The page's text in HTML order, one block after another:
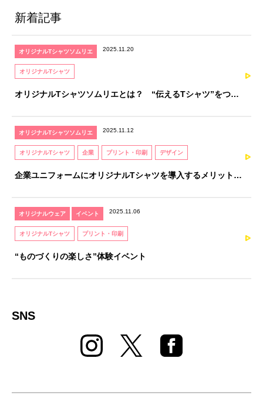
新着記事
オリジナルTシャツソムリエ 2025.11.20
オリジナルTシャツ
オリジナルTシャツソムリエとは？ “伝えるTシャツ”をつく
オリジナルTシャツソムリエ 2025.11.12
オリジナルTシャツ 企業 プリント・印刷 デザイン
企業ユニフォームにオリジナルTシャツを導入するメリットと
オリジナルウェア イベント 2025.11.06
オリジナルTシャツ プリント・印刷
“ものづくりの楽しさ”体験イベント
SNS